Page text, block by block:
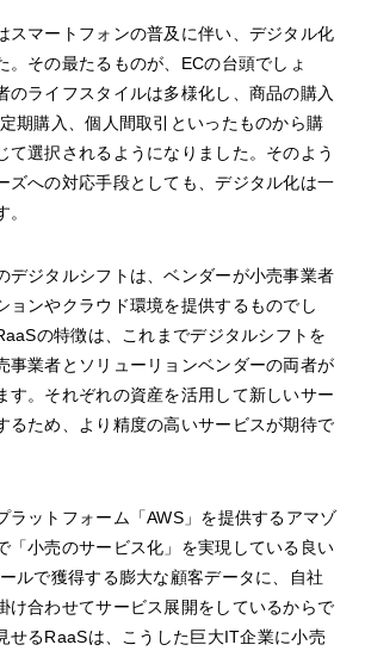
スマートフォンの普及に伴い、デジタル化
。その最たるものが、ECの台頭でしょ
のライフスタイルは多様化し、商品の購入
期購入、個人間取引といったものから購
て選択されるようになりました。そのよう
ズへの対応手段としても、デジタル化は一
デジタルシフトは、ベンダーが小売事業者
ョンやクラウド環境を提供するものでし
の特徴は、これまでデジタルシフトを
事業者とソリューリョンベンダーの両者が
す。それぞれの資産を活用して新しいサー
るため、より精度の高いサービスが期待で
ラットフォーム「AWS」を提供するアマゾ
「小売のサービス化」を実現している良い
ルで獲得する膨大な顧客データに、自社
け合わせてサービス展開をしているからで
せるRaaSは、こうした巨大IT企業に小売